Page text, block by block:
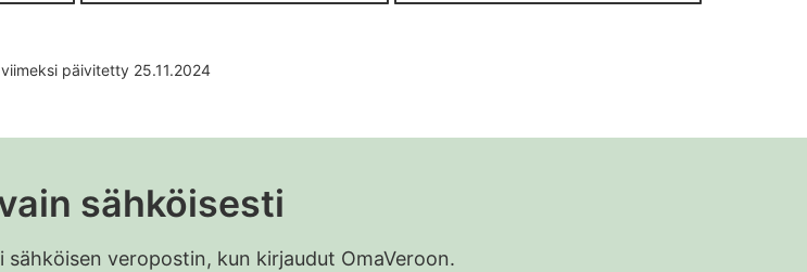
päivitetty 25.11.2024
sähköisesti
veropostin, kun kirjaudut OmaVeroon.